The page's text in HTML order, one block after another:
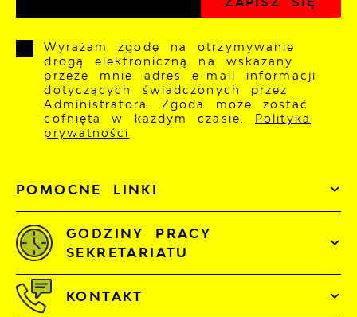
POMOCNE LINKI
Wyrażam zgodę na otrzymywanie
drogą elektroniczną na wskazany
przeze mnie adres e-mail informacji
dotyczących świadczonych przez
Administratora. Zgoda może zostać
cofnięta w każdym czasie. Polityka
prywatności
GODZINY PRACY
SEKRETARIATU
KONTAKT